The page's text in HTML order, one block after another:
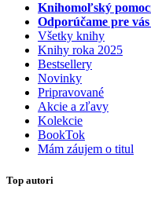
Knihomoľský
Odporúčame pre vás
Všetky knihy
Knihy roka 2025
Bestsellery
Novinky
Pripravované
Akcie a zľavy
Kolekcie
BookTok
Mám záujem o titul
Top autori